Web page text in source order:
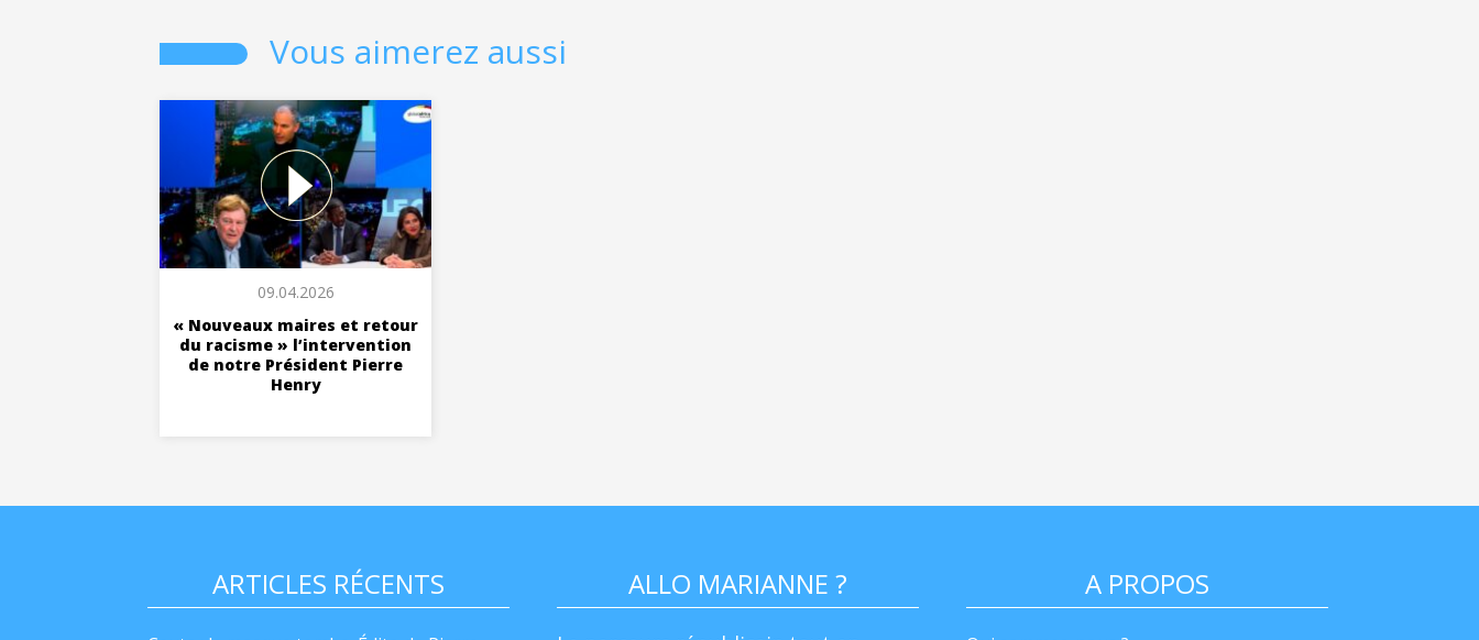
Vous aimerez aussi
09.04.2026
« Nouveaux maires et retour
du racisme » l’intervention
de notre Président Pierre
Henry
ARTICLES RÉCENTS ALLO MARIANNE ? A PROPOS